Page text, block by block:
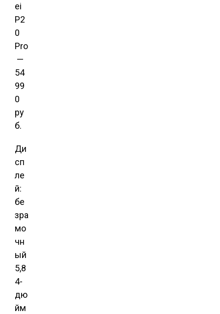
ei
P2
0
Pro
—
54
99
0
ру
б.
Ди
сп
ле
й:
бе
зра
мо
чн
ый
5,8
4-
дю
йм